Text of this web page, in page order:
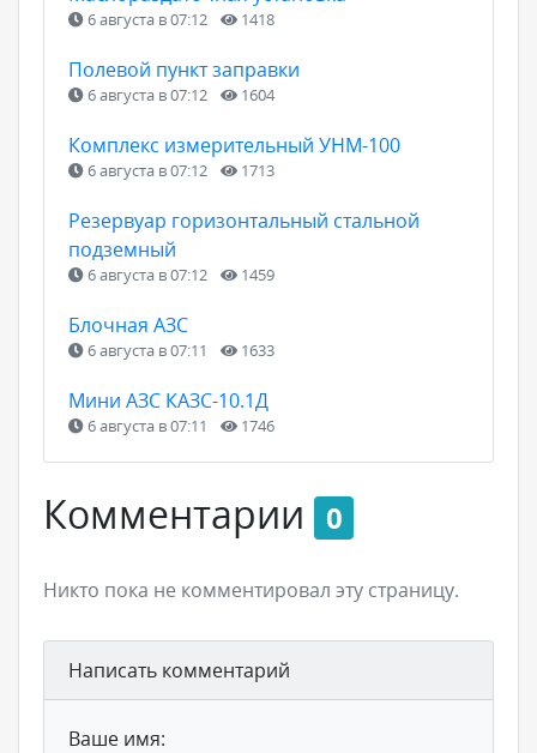
6 августа в 07:12 1418
Полевой пункт заправки
6 августа в 07:12 1604
Комплекс измерительный УНМ-100
6 августа в 07:12 1713
Резервуар горизонтальный стальной
подземный
6 августа в 07:12 1459
Блочная АЗС
6 августа в 07:11 1633
Мини АЗС КАЗС-10.1Д
6 августа в 07:11 1746
Комментарии 0
Никто пока не комментировал эту страницу.
Написать комментарий
Ваше имя: